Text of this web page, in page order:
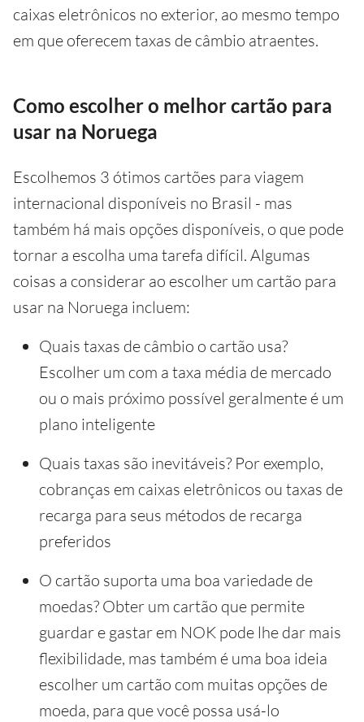
caixas eletrônicos no exterior, ao mesmo tempo
em que oferecem taxas de câmbio atraentes.
Como escolher o melhor cartão para
usar na Noruega
Escolhemos 3 ótimos cartões para viagem
internacional disponíveis no Brasil - mas
também há mais opções disponíveis, o que pode
tornar a escolha uma tarefa difícil. Algumas
coisas a considerar ao escolher um cartão para
usar na Noruega incluem:
Quais taxas de câmbio o cartão usa?
Escolher um com a taxa média de mercado
ou o mais próximo possível geralmente é um
plano inteligente
Quais taxas são inevitáveis? Por exemplo,
cobranças em caixas eletrônicos ou taxas de
recarga para seus métodos de recarga
preferidos
O cartão suporta uma boa variedade de
moedas? Obter um cartão que permite
guardar e gastar em NOK pode lhe dar mais
flexibilidade, mas também é uma boa ideia
escolher um cartão com muitas opções de
moeda, para que você possa usá-lo